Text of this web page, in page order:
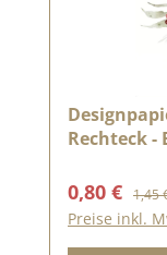
Rechteck
0,80 € 1,45
Preise inkl.